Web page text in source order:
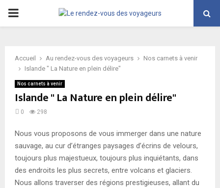
PRIMARY
Accueil Au rendez-vous des voyageurs
Nos carnets à venir
Islande " La Nature en plein délire"
Nos carnets à venir
Islande " La Nature en plein délire"
0 298
Nous vous proposons de vous immerger dans une nature
sauvage, au cur d’étranges paysages d’écrins de velours,
toujours plus majestueux, toujours plus inquiétants, dans
des endroits les plus secrets, entre volcans et glaciers.
Nous allons traverser des régions prestigieuses, allant du